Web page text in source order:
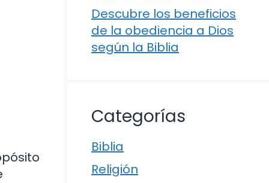
Descubre los beneficios
de la obediencia a Dios
según la Biblia
Categorías
Biblia
Religión